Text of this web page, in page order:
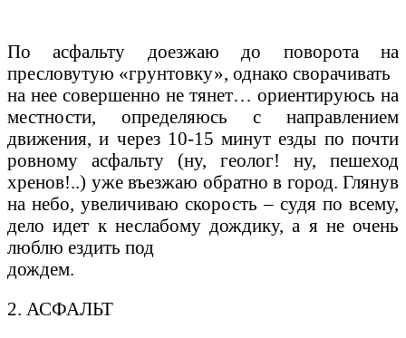
По асфальту доезжаю до поворота на
пресловутую «грунтовку», однако сворачивать
на нее совершенно не тянет… ориентируюсь на
местности, определяюсь с направлением
движения, и через 10-15 минут езды по почти
ровному асфальту (ну, геолог! ну, пешеход
хренов!..) уже въезжаю обратно в город. Глянув
на небо, увеличиваю скорость – судя по всему,
дело идет к неслабому дождику, а я не очень
люблю ездить под
дождем.
2. АСФАЛЬТ